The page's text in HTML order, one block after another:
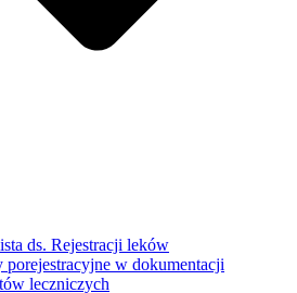
ds. Rejestracji leków
porejestracyjne w dokumentacji
leczniczych